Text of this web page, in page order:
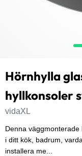
Hörnhylla
hyllkonsoler
vidaXL
Denna
i ditt kök, badrum,
installera me...